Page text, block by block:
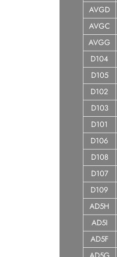
AVGD
AVGC
AVGG
D104
D105
D102
D103
D101
D106
D108
D107
D109
AD5H
AD5I
AD5F